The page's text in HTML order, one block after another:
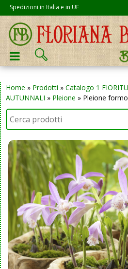
Skip
to
content
Spedizioni in Italia e in UE
PRIMARY MENU
Home » Prodotti » Catalogo 1
AUTUNNALI » Pleione » Pleione